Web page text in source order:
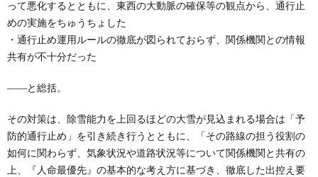
って悪化するとともに、東西の大動脈の確保等の観点から、通行止
めの実施をちゅうちょした
・通行止め運用ルールの徹底が図られておらず、関係機関との情報
共有が不十分だった
――と総括。
その対策は、除雪能力を上回るほどの大雪が見込まれる場合は「予
防的通行止め」を引き続き行うとともに、「その路線の担う役割の
如何に関わらず、気象状況や道路状況等について関係機関と共有の
上、『人命最優先』の基本的な考え方に基づき、徹底した出控え要